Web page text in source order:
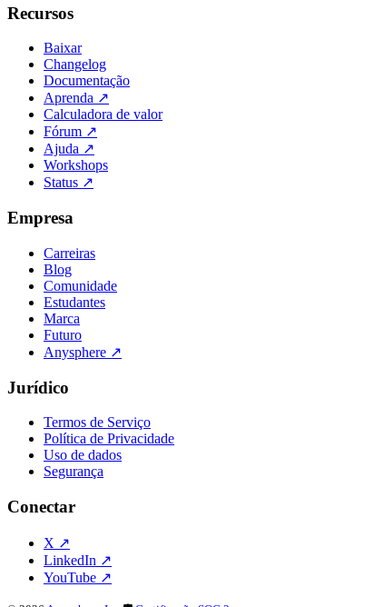
Recursos
Baixar
Changelog
Documentação
Aprenda ↗
Calculadora de valor
Fórum ↗
Ajuda ↗
Workshops
Status ↗
Empresa
Carreiras
Blog
Comunidade
Estudantes
Marca
Futuro
Anysphere ↗
Jurídico
Termos de Serviço
Política de Privacidade
Uso de dados
Segurança
Conectar
X ↗
LinkedIn ↗
YouTube ↗